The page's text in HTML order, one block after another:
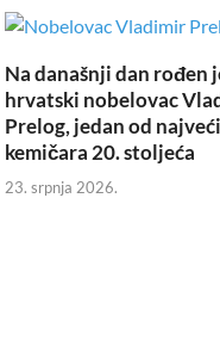
Na današnji dan rođen
hrvatski nobelovac
Prelog, jedan od
kemičara 20. stoljeća
23. srpnja 2026.